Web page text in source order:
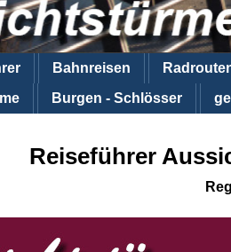
Bahnreisen
Burgen - Schlösser
Reiseführer